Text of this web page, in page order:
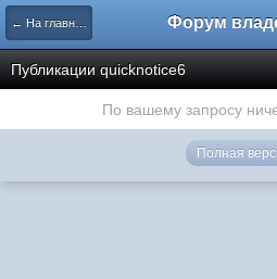
← На главную
Публикации quicknotice6
По вашему запросу
Полная